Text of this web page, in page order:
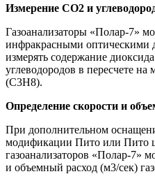
Измерение СО2 и
Газоанализаторы «Полар-7»
инфракрасными оптическими
измерять содержание
углеводородов в пересчете
(С3Н8).
Определение скорости и
При дополнительном
модификации Пито или Пито
газоанализаторов «Полар-7»
и объемный расход (м3/сек)